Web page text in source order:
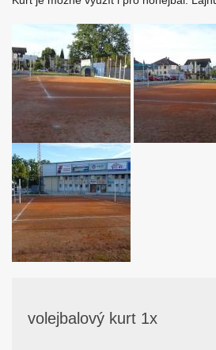
volejbalový kurt 1x